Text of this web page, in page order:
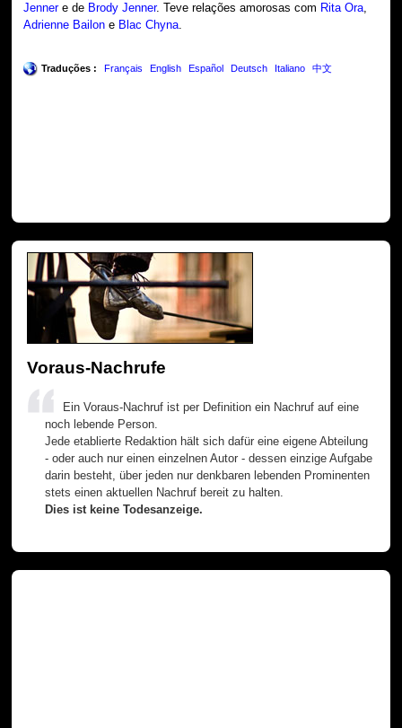
Jennere de Brody Jenner. Teve relações amorosas com Rita Ora,
Adrienne Bailon e Blac Chyna.
Traduções : Français English Español Deutsch Italiano 中文
Voraus-Nachrufe
Ein Voraus-Nachruf ist per Definition ein Nachruf auf eine
noch lebende Person.
Jede etablierte Redaktion hält sich dafür eine eigene Abteilung
- oder auch nur einen einzelnen Autor - dessen einzige Aufgabe
darin besteht, über jeden nur denkbaren lebenden Prominenten
stets einen aktuellen Nachruf bereit zu halten.
Dies ist keine Todesanzeige.